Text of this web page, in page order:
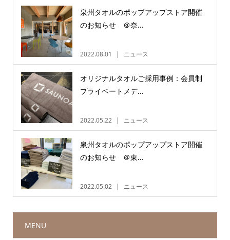
泉州タオルのポップアップストア開催
のお知らせ ＠奈...
2022.08.01 ニュース
オリジナルタオルご採用事例：会員制
プライベートメデ...
2022.05.22 ニュース
泉州タオルのポップアップストア開催
のお知らせ ＠東...
2022.05.02 ニュース
MENU